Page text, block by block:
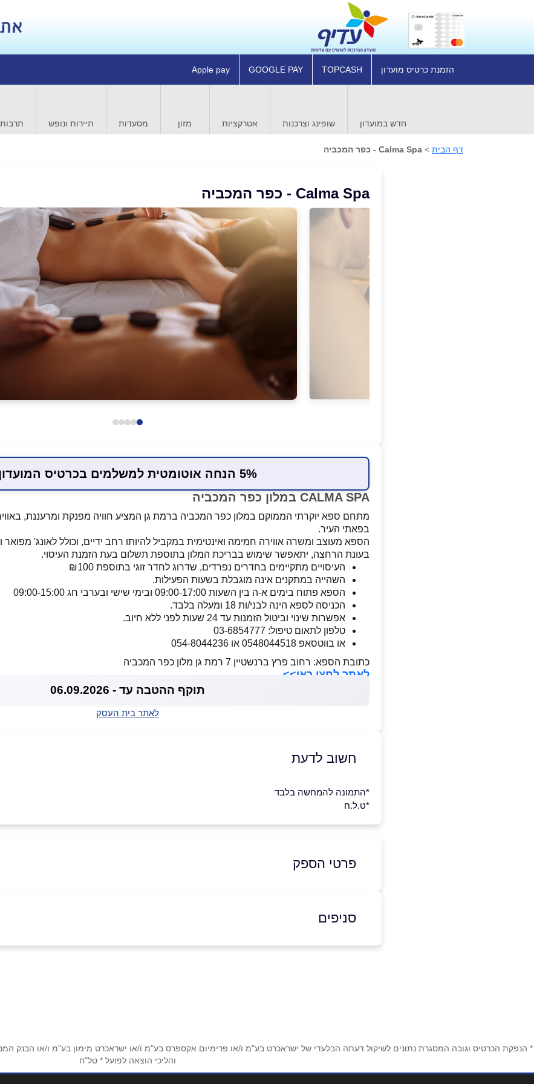
הזמנת כרטיס מועדון TOPCASH
GOOGLE PAY
Apple pay
חדש במועדון שופינג וצרכנות אטרקציות מזון מסעדות תיירות ונופש תרבות
דף הבית > Calma Spa - כפר המכביה
Calma Spa - כפר המכביה
5% הנחה אוטומטית למשלמים בכרטיס המועדון
CALMA SPA במלון כפר המכביה
מתחם ספא יוקרתי הממוקם במלון כפר המכביה ברמת גן המציע חוויה מפנקת ומרעננת,
בפאתי העיר.
הספא מעוצב ומשרה אווירה חמימה ואינטימית במקביל להיותו רחב ידיים, וכולל לאונג' מפואר
בעונת הרחצה, יתאפשר שימוש בבריכת המלון בתוספת תשלום בעת הזמנת העיסוי.
העיסויים מתקיימים בחדרים נפרדים, שדרוג לחדר זוגי בתוספת ₪100
השהייה במתקנים אינה מוגבלת בשעות הפעילות.
הספא פתוח בימים א-ה בין השעות 09:00-17:00 ובימי שישי ובערבי חג 09:00-15:00
הכניסה לספא הינה לבני/ות 18 ומעלה בלבד.
אפשרות שינוי וביטול הזמנות עד 24 שעות לפני ללא חיוב.
טלפון לתאום טיפול: 03-6854777
או בווטסאפ 0548044518 או 054-8044236
כתובת הספא: רחוב פרץ ברנשטיין 7 רמת גן מלון כפר המכביה
לאתר לחצו כאן>>
תוקף ההטבה עד - 06.09.2026
לאתר בית העסק
חשוב לדעת
*התמונה להמחשה בלבד
*ט.ל.ח
פרטי הספק
באתר
סניפים
רמת גן
* הנפקת הכרטיס וגובה המסגרת נתונים לשיקול דעתה הבלעדי של ישראכרט בע"מ ו/או פרימיום אקספרס בע"מ ו/או ישראכרט מימון בע"מ ו/או הבנק
והליכי הוצאה לפועל * טל"ח